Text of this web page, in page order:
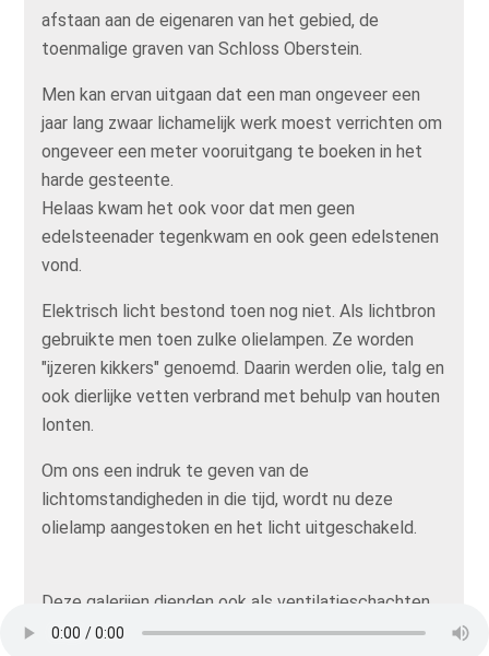
afstaan aan de eigenaren van het gebied, de
toenmalige graven van Schloss Oberstein.
Men kan ervan uitgaan dat een man ongeveer een
jaar lang zwaar lichamelijk werk moest verrichten om
ongeveer een meter vooruitgang te boeken in het
harde gesteente.
Helaas kwam het ook voor dat men geen
edelsteenader tegenkwam en ook geen edelstenen
vond.
Elektrisch licht bestond toen nog niet. Als lichtbron
gebruikte men toen zulke olielampen. Ze worden
"ijzeren kikkers" genoemd. Daarin werden olie, talg en
ook dierlijke vetten verbrand met behulp van houten
lonten.
Om ons een indruk te geven van de
lichtomstandigheden in die tijd, wordt nu deze
olielamp aangestoken en het licht uitgeschakeld.
Deze galerijen dienden ook als ventilatieschachten.
Daardoor waren de agaatzoekers echter